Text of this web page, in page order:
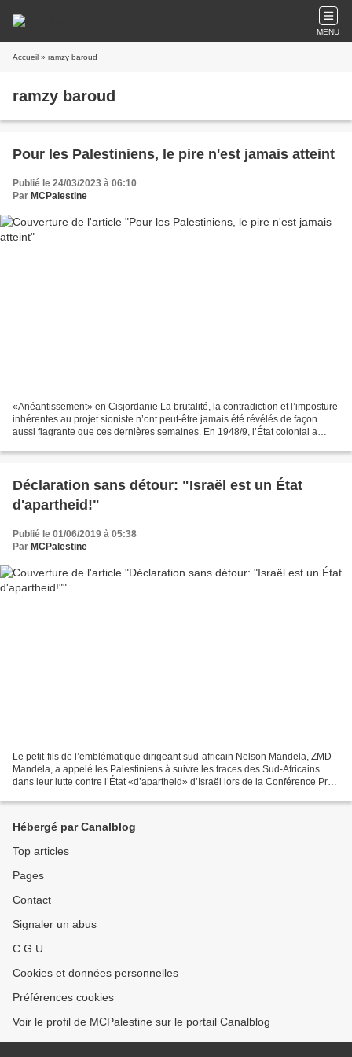
MENU
Accueil » ramzy baroud
ramzy baroud
Pour les Palestiniens, le pire n'est jamais atteint
Publié le 24/03/2023 à 06:10
Par MCPalestine
«Anéantissement» en Cisjordanie La brutalité, la contradiction et l’imposture
inhérentes au projet sioniste n’ont peut-être jamais été révélés de façon
aussi flagrante que ces dernières semaines. En 1948/9, l’État colonial a
Déclaration sans détour: "Israël est un État
d'apartheid!"
Publié le 01/06/2019 à 05:38
Par MCPalestine
Le petit-fils de l’emblématique dirigeant sud-africain Nelson Mandela, ZMD
Mandela, a appelé les Palestiniens à suivre les traces des Sud-Africains
dans leur lutte contre l’État «d’apartheid» d’Israël lors de la Conférence Pro-
Hébergé par Canalblog
Top articles
Pages
Contact
Signaler un abus
C.G.U.
Cookies et données personnelles
Préférences cookies
Voir le profil de MCPalestine sur le portail Canalblog